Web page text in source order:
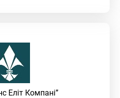
Еліт Компані”